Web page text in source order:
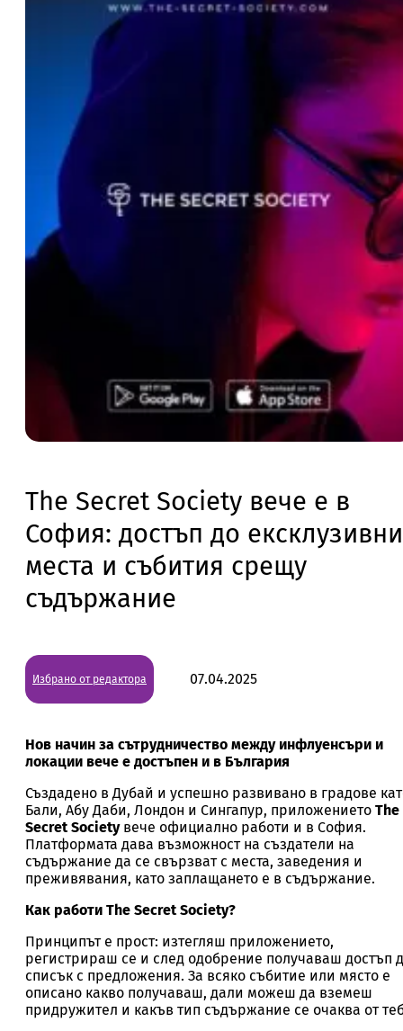
The Secret Society вече е в
София: достъп до ексклузивни
места и събития срещу
съдържание
Избрано от редактора 07.04.2025
Нов начин за сътрудничество между инфлуенсъри и
локации вече е достъпен и в България
Създадено в Дубай и успешно развивано в градове
Бали, Абу Даби, Лондон и Сингапур, приложението The
Secret Societyвече официално работи и в София.
Платформата дава възможност на създатели на
съдържание да се свързват с места, заведения и
преживявания, като заплащането е в съдържание.
Как работи The Secret Society?
Принципът е прост: изтегляш приложението,
регистрираш се и след одобрение получаваш достъп
списък с предложения. За всяко събитие или място е
описано какво получаваш, дали можеш да вземеш
придружител и какъв тип съдържание се очаква от